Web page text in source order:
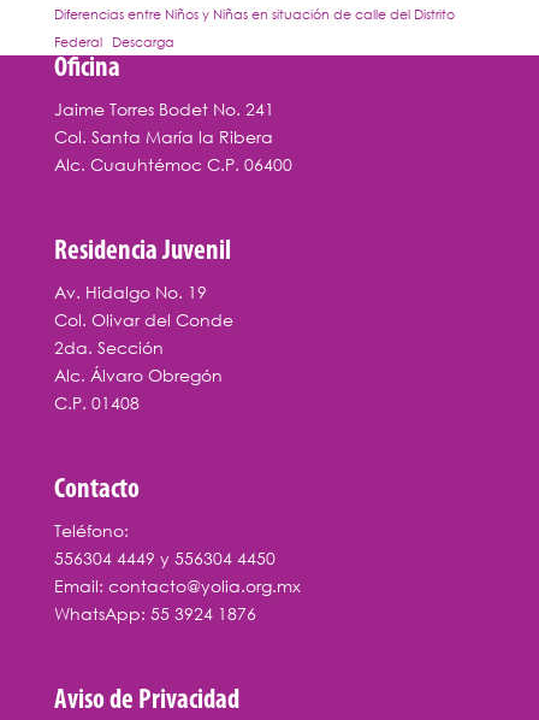
Diferencias entre Niños y Niñas en situación de calle del Distrito
Federal
Descarga
Oficina
Jaime Torres Bodet No. 241
Col. Santa María la Ribera
Alc. Cuauhtémoc C.P. 06400
Residencia Juvenil
Av. Hidalgo No. 19
Col. Olivar del Conde
2da. Sección
Alc. Álvaro Obregón
C.P. 01408
Contacto
Teléfono:
556304 4449 y 556304 4450
Email: contacto@yolia.org.mx
WhatsApp: 55 3924 1876
Aviso de Privacidad